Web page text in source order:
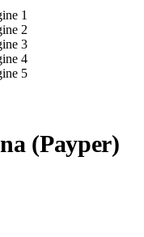
(Payper)